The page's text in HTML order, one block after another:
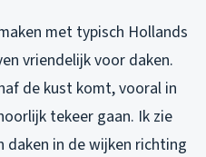
met typisch Hollands
vriendelijk voor daken.
de kust komt, vooral in
tekeer gaan. Ik zie
in de wijken richting